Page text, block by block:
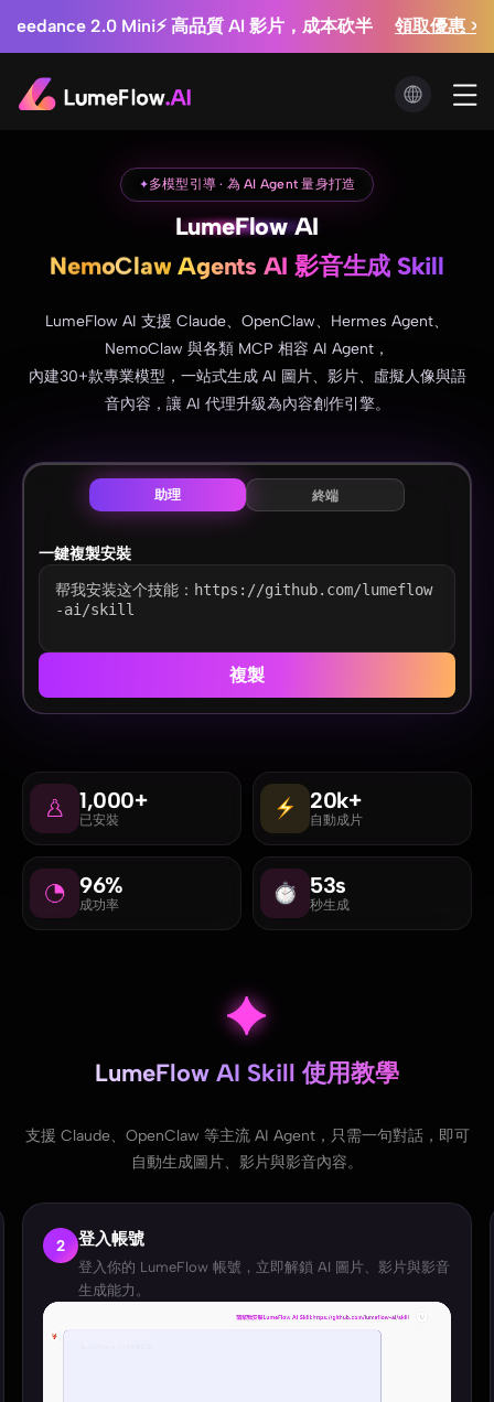
工作室：廣告影片每支 $0.3 起 + 商品圖無限生成 試試看！
Image 2 Seedance 2.5 重磅登場 ⚡ 最
✦多模型引導 · 為 AI Agent 量身打造
LumeFlow AI
OpenClaw
Claude
NemoClaw
OpenClaw
Agents AI 影音生成 Skill
LumeFlow AI 支援 Claude、OpenClaw、Hermes Agent、
NemoClaw 與各類 MCP 相容 AI Agent，
內建30+款專業模型，一站式生成 AI 圖片、影片、虛擬人像與語
音內容，讓 AI 代理升級為內容創作引擎。
助理 終端
一鍵複製安裝
帮我安装这个技能：https://github.com/lumeflow
-ai/skill
複製
1,000+
已安裝
20k+
自動成片
96%
成功率
53s
秒生成
LumeFlow AI Skill 使用教學
支援 Claude、OpenClaw 等主流 AI Agent，只需一句對話，即可
自動生成圖片、影片與影音內容。
2 登入帳號
登入你的 LumeFlow 帳號，立即解鎖 AI 圖片、影片與影音
生成能力。